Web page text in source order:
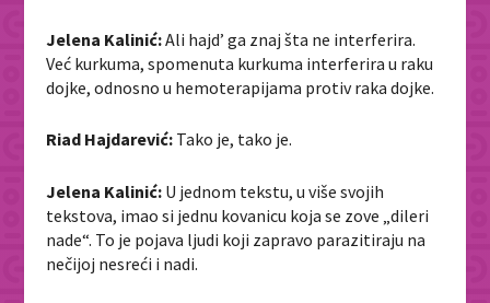
Jelena Kalinić:Ali hajd’ ga znaj šta ne interferira.
Već kurkuma, spomenuta kurkuma interferira u raku
dojke, odnosno u hemoterapijama protiv raka dojke.
Riad Hajdarević: Tako je, tako je.
Jelena Kalinić: U jednom tekstu, u više svojih
tekstova, imao si jednu kovanicu koja se zove „dileri
nade“. To je pojava ljudi koji zapravo parazitiraju na
nečijoj nesreći i nadi.